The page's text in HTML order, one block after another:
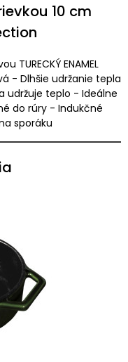
10 cm
ENAMEL
- Dlhšie udržanie tepla
udržuje teplo - Ideálne
do rúry - Indukčné
sporáku